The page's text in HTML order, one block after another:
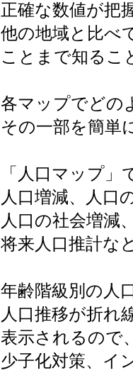
正確な数値が把
他の地域と比べ
ことまで知るこ
各マップでどの
その一部を簡単
「人口マップ」
人口増減、人口
人口の社会増減
将来人口推計な
年齢階級別の人
人口推移が折れ
表示されるので
少子化対策、イ